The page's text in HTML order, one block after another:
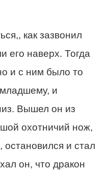
как зазвонил
его наверх. Тогда
и с ним было то
и
Вышел он из
охотничий нож,
и стал
он, что дракон